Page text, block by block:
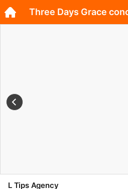
L Tips Agency
Three Days Grace